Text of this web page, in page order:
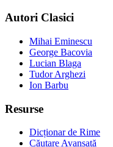
Autori Clasici
Mihai Eminescu
George Bacovia
Lucian Blaga
Tudor Arghezi
Ion Barbu
Resurse
Dicționar de Rime
Căutare Avansată